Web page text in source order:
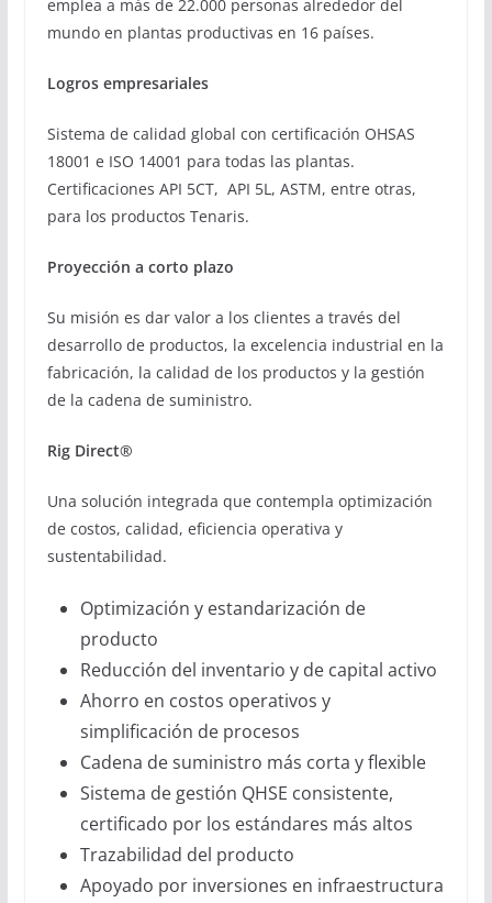
emplea a más de 22.000 personas alrededor del
mundo en plantas productivas en 16 países.
Logros empresariales
Sistema de calidad global con certificación OHSAS
18001 e ISO 14001 para todas las plantas.
Certificaciones API 5CT, API 5L, ASTM, entre otras,
para los productos Tenaris.
Proyección a corto plazo
Su misión es dar valor a los clientes a través del
desarrollo de productos, la excelencia industrial en la
fabricación, la calidad de los productos y la gestión
de la cadena de suministro.
Rig Direct®
Una solución integrada que contempla optimización
de costos, calidad, eficiencia operativa y
sustentabilidad.
Optimización y estandarización de
producto
Reducción del inventario y de capital activo
Ahorro en costos operativos y
simplificación de procesos
Cadena de suministro más corta y flexible
Sistema de gestión QHSE consistente,
certificado por los estándares más altos
Trazabilidad del producto
Apoyado por inversiones en infraestructura